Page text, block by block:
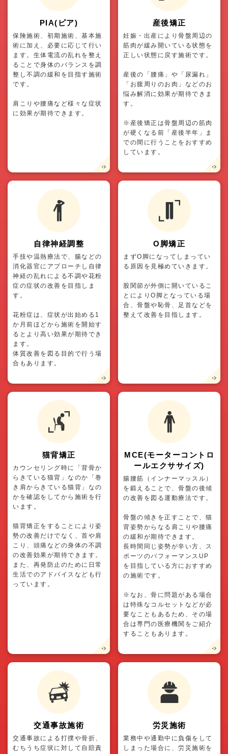
PIA(ピア)
保険施術、初期施術、基本施
術に加え、必要に応じて行い
ます。生体電流の乱れを整え
ることで身体のバランスを調
整し不調の緩和を目指す施術
です。
肩こりや腰痛など様々な症状
に効果が期待できます。
産後矯正
妊娠・出産により骨盤周辺の
筋肉が緩み開いている状態を
正しい状態に戻す施術です。
産後の「腰痛」や「尿漏れ」
「お腹周りのお肉」などのお
悩み解消に効果が期待できま
す。
※産後矯正は骨盤周辺の筋肉
が硬くなる前「産後半年」ま
での間に行うことをおすすめ
しています。
自律神経調整
手技や温熱療法で、腸などの
消化器官にアプローチし自律
神経の乱れによる不調や花粉
症の症状の改善を目指しま
す。
花粉症は、症状が出始める1
か月前ほどから施術を開始す
るとより高い効果が期待でき
ます。
体質改善を図る目的で行う場
合もあります。
O脚矯正
まずO脚になってしまってい
る原因を見極めていきます。
股関節が外側に開いているこ
とによりO脚となっている場
合、骨盤や恥骨、足首などを
整えて改善を目指します。
猫背矯正
カウンセリング時に「背骨か
らきている猫背」なのか「巻
き肩からきている猫背」なの
かを確認をしてから施術を行
います。
猫背矯正をすることにより姿
勢の改善だけでなく、首や肩
こり、頭痛などの身体の不調
の改善効果が期待できます。
また、再発防止のために日常
生活でのアドバイスなども行
っています。
MCE(モーターコントロ
ールエクササイズ)
腸腰筋（インナーマッスル）
を鍛えることで、骨盤の後傾
の改善を図る運動療法です。
骨盤の傾きを正すことで、猫
背姿勢からなる肩こりや腰痛
の緩和が期待できます。
長時間同じ姿勢が辛い方、ス
ポーツのパフォーマンスUP
を目指している方におすすめ
の施術です。
※なお、骨に問題がある場合
は特殊なコルセットなどが必
要なこともあるため、その場
合は専門の医療機関をご紹介
することもあります。
交通事故施術
交通事故による打撲や骨折、
むちうち症状に対して自賠責
労災施術
業務中や通勤中に負傷をして
しまった場合に、労災施術を